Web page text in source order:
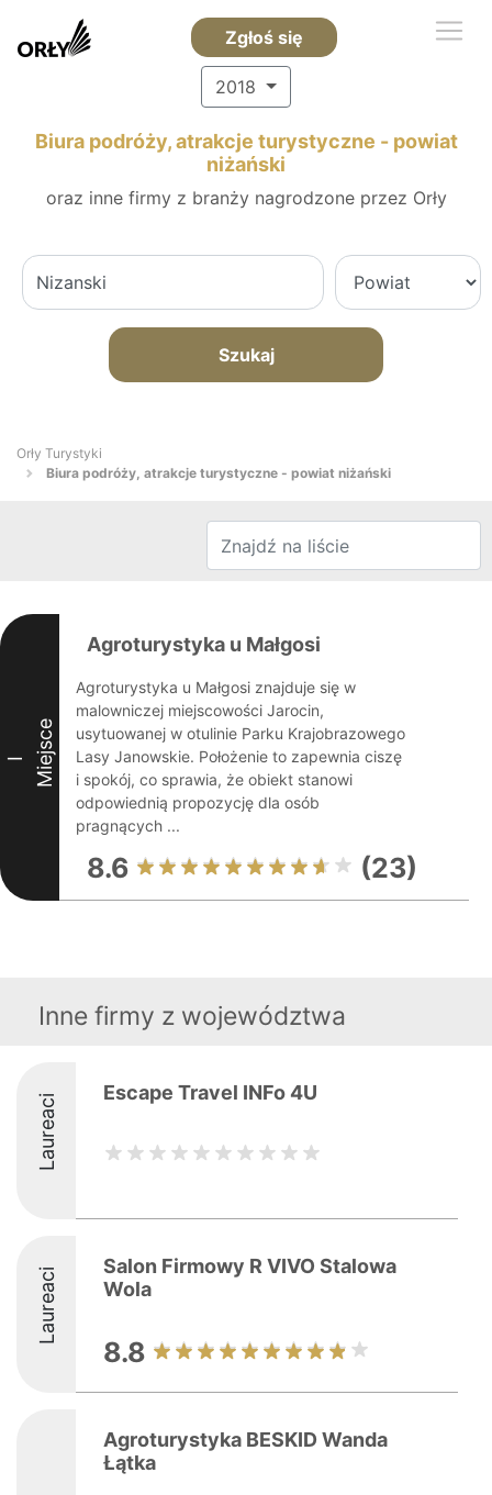
Zgłoś się
2018
Biura podróży, atrakcje turystyczne - powiat
niżański
oraz inne firmy z branży nagrodzone przez Orły
Szukaj
Orły Turystyki
Biura podróży, atrakcje turystyczne - powiat niżański
I Miejsce
Agroturystyka u Małgosi
Agroturystyka u Małgosi znajduje się w
malowniczej miejscowości Jarocin,
usytuowanej w otulinie Parku Krajobrazowego
Lasy Janowskie. Położenie to zapewnia ciszę
i spokój, co sprawia, że obiekt stanowi
odpowiednią propozycję dla osób
pragnących ...
8.6 (23)
Inne firmy z województwa
Laureaci Escape Travel INFo 4U
Laureaci
Salon Firmowy R VIVO Stalowa
Wola
8.8
Agroturystyka BESKID Wanda
Łątka